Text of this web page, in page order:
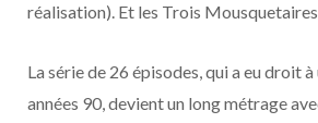
réalisation). Et les Trois
La série de 26 épisodes, qui a eu droit à
années 90, devient un long métrage